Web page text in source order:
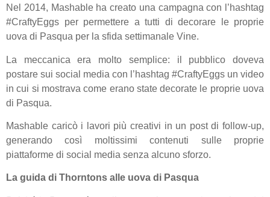
Nel 2014, Mashable ha creato una campagna con l’hashtag
#CraftyEggs per permettere a tutti di decorare le proprie
uova di Pasqua per la sfida settimanale Vine.
La meccanica era molto semplice: il pubblico doveva
postare sui social media con l’hashtag #CraftyEggs un video
in cui si mostrava come erano state decorate le proprie uova
di Pasqua.
Mashable caricò i lavori più creativi in un post di follow-up,
generando così moltissimi contenuti sulle proprie
piattaforme di social media senza alcuno sforzo.
La guida di Thorntons alle uova di Pasqua